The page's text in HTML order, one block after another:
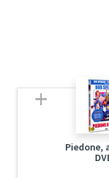
16 éven
Piedone,